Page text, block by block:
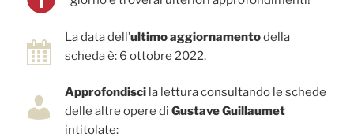
La data dell’ultimo aggiornamentodella
scheda è: 6 ottobre 2022.
Approfondisci la lettura consultando le schede
delle altre opere di Gustave Guillaumet
intitolate: